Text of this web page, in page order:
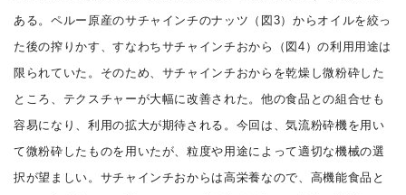
ある。ペルー原産のサチャインチのナッツ（図3）からオイルを絞っ
た後の搾りかす、すなわちサチャインチおから（図4）の利用用途は
限られていた。そのため、サチャインチおからを乾燥し微粉砕した
ところ、テクスチャーが大幅に改善された。他の食品との組合せも
容易になり、利用の拡大が期待される。今回は、気流粉砕機を用い
て微粉砕したものを用いたが、粒度や用途によって適切な機械の選
択が望ましい。サチャインチおからは高栄養なので、高機能食品と